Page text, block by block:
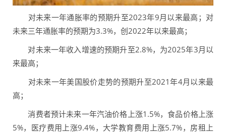
对未来一年通胀率的预期升至2023年9月以来最高；对
未来三年通胀率的预期为3.3%，创2022年以来最高；
对未来一年收入增速的预期升至2.8%，为2025年3月以
来最高；
对未来一年美国股价走势的预期升至2021年4月以来最
高；
消费者预计未来一年汽油价格上涨1.5%，食品价格上涨
5%，医疗费用上涨9.4%，大学教育费用上涨5.7%，房租上